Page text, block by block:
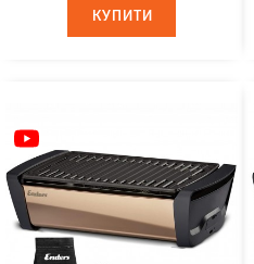
КУПИТИ
КУПИТИ